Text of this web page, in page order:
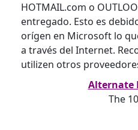
HOTMAIL.com o
entregado. Esto es
orígen en Microsoft lo
a través del Internet.
utilizen otros
Alternate
The